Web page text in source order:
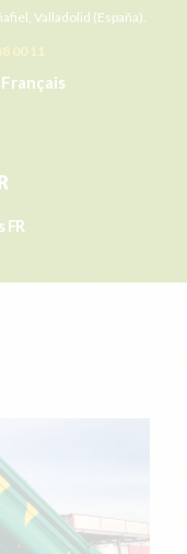
Valladolid (España).
00 11
Français
FR